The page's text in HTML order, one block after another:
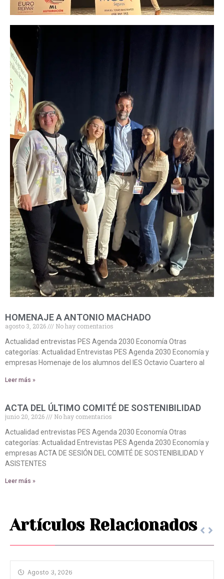
HOMENAJE A ANTONIO MACHADO
agosto 3, 2026
No hay comentarios
Actualidad entrevistas PES Agenda 2030 Economía Otras
categorías: Actualidad Entrevistas PES Agenda 2030 Economía y
empresas Homenaje de los alumnos del IES Octavio Cuartero al
Leer más »
ACTA DEL ÚLTIMO COMITÉ DE SOSTENIBILIDAD
junio 20, 2026
No hay comentarios
Actualidad entrevistas PES Agenda 2030 Economía Otras
categorías: Actualidad Entrevistas PES Agenda 2030 Economía y
empresas ACTA DE SESIÓN DEL COMITÉ DE SOSTENIBILIDAD Y
ASISTENTES
Leer más »
Artículos Relacionados
HOMENAJE A ANTONIO MACHADO
Agosto 3, 2026